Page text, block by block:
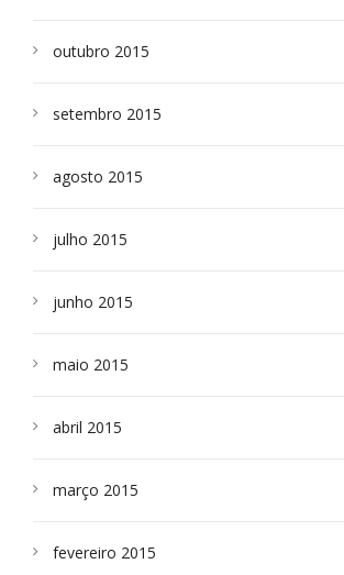
outubro 2015
setembro 2015
agosto 2015
julho 2015
junho 2015
maio 2015
abril 2015
março 2015
fevereiro 2015